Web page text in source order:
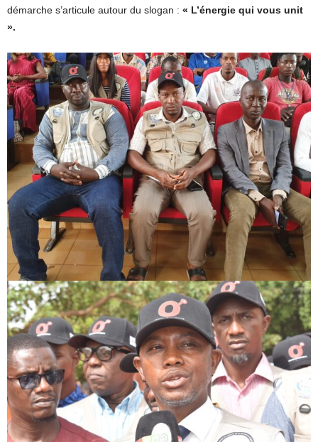
démarche s’articule autour du slogan : « L’énergie qui vous unit
».